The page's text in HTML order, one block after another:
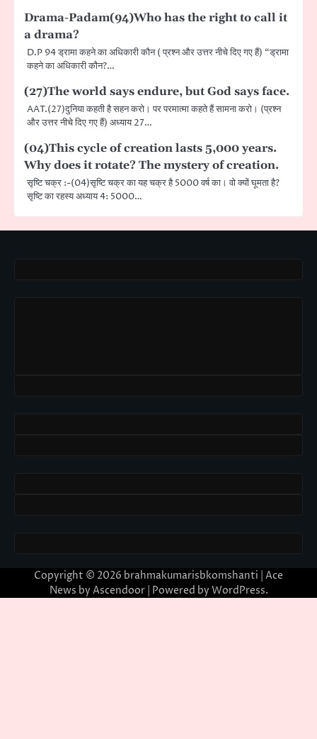
Drama-Padam(94)Who has the right to call it
a drama?
D.P 94 ड्रामा कहने का अधिकारी कौन ( प्रश्न और उत्तर नीचे दिए गए हैं) “ड्रामा
कहने का अधिकारी कौन?…
(27)The world says endure, but God says face.
AAT.(27)दुनिया कहती है सहन करो। पर परमात्मा कहते हैं सामना करो। (प्रश्न
और उत्तर नीचे दिए गए हैं) अध्याय 27…
(04)This cycle of creation lasts 5,000 years.
Why does it rotate? The mystery of creation.
सृष्टि चक्र :-(04)सृष्टि चक्र का यह चक्र है 5000 वर्ष का। वो क्यों घूमता है?
सृष्टि का रहस्य अध्याय 4: 5000…
Copyright © 2026 brahmakumarisbkomshanti | Ace
News by Ascendoor| Powered by WordPress.